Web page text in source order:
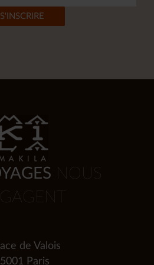
NOUS
de Valois
Paris